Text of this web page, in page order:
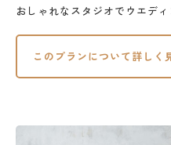
おしゃれなスタジオでウエデ
このプランについて詳しく